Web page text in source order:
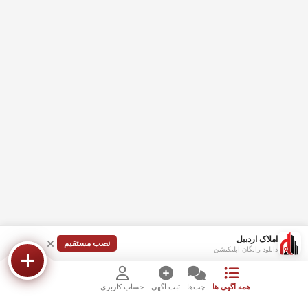
املاک اردبیل
دانلود رایگان اپلیکیشن
نصب مستقیم
همه آگهی ها چت‌ها ثبت آگهی حساب کاربری